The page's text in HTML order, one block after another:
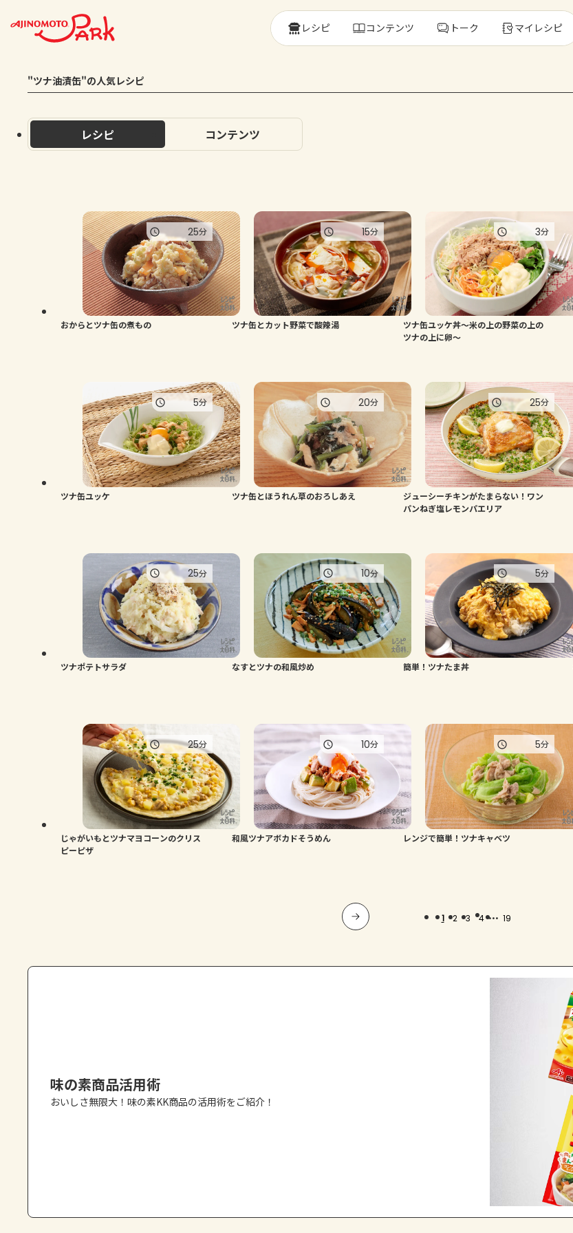
レシピ コンテンツ トーク マイレシピ
"ツナ油漬缶"の人気レシピ
レシピ コンテンツ
おからとツナ缶の煮もの
25分
ツナ缶とカット野菜で酸辣湯
15分
ツナ缶ユッケ丼～米の上の野菜の上の
ツナの上に卵～
3分
ツナ缶ユッケ
5分
ツナ缶とほうれん草のおろしあえ
20分
ジューシーチキンがたまらない！ワン
パンねぎ塩レモンパエリア
25分
ツナポテトサラダ
25分
なすとツナの和風炒め
10分
簡単！ツナたま丼
5分
じゃがいもとツナマヨコーンのクリス
ピーピザ
25分
和風ツナアボカドそうめん
10分
レンジで簡単！ツナキャベツ
5分
1 2 3 4 ... 19
味の素商品活用術
おいしさ無限大！味の素KK商品の活用術をご紹介！